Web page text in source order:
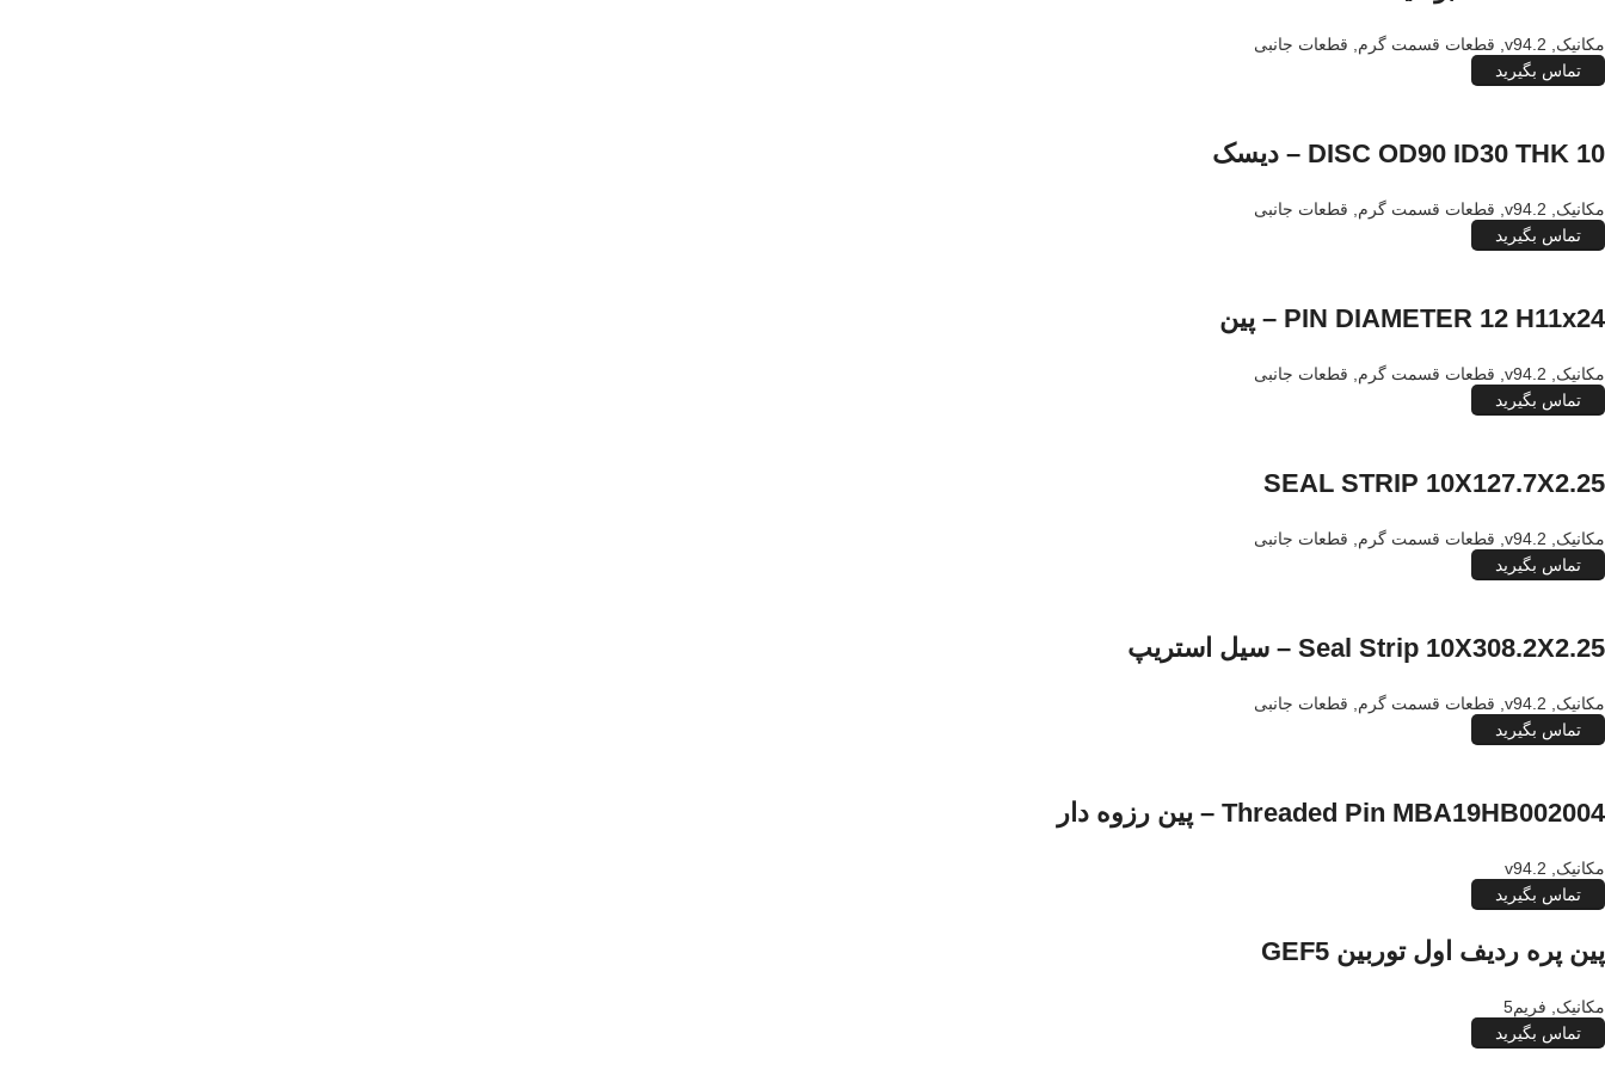
مکانیک v94.2 قطعات قسمت گرم
قطعات جانبی
تماس بگیرید
DISC OD90 ID30 THK 10 – دیسک
مکانیک v94.2 قطعات قسمت گرم
قطعات جانبی
تماس بگیرید
PIN DIAMETER 12 H11x24 – پین
مکانیک v94.2 قطعات قسمت گرم
قطعات جانبی
تماس بگیرید
SEAL STRIP 10X127.7X2.25
مکانیک v94.2 قطعات قسمت گرم
قطعات جانبی
تماس بگیرید
Seal Strip 10X308.2X2.25 – سیل استریپ
مکانیک v94.2 قطعات قسمت گرم
قطعات جانبی
تماس بگیرید
Threaded Pin MBA19HB002004 – پین رزوه دار
مکانیک
v94.2
تماس بگیرید
پین پره ردیف اول توربین GEF5
مکانیک
فریم5
تماس بگیرید